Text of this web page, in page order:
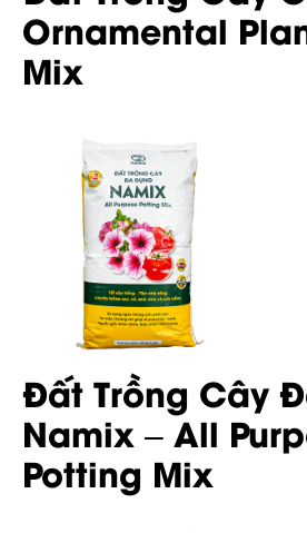
Ornamental
Mix
Đất Trồng Cây
Namix – All
Potting Mix